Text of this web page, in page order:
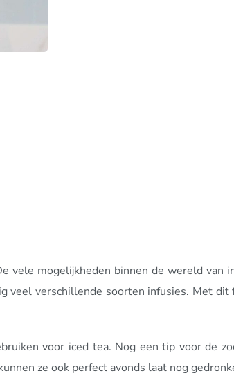
vele mogelijkheden binnen de wereld van
veel verschillende soorten infusies. Met
voor iced tea. Nog een tip voor de
ze ook perfect avonds laat nog